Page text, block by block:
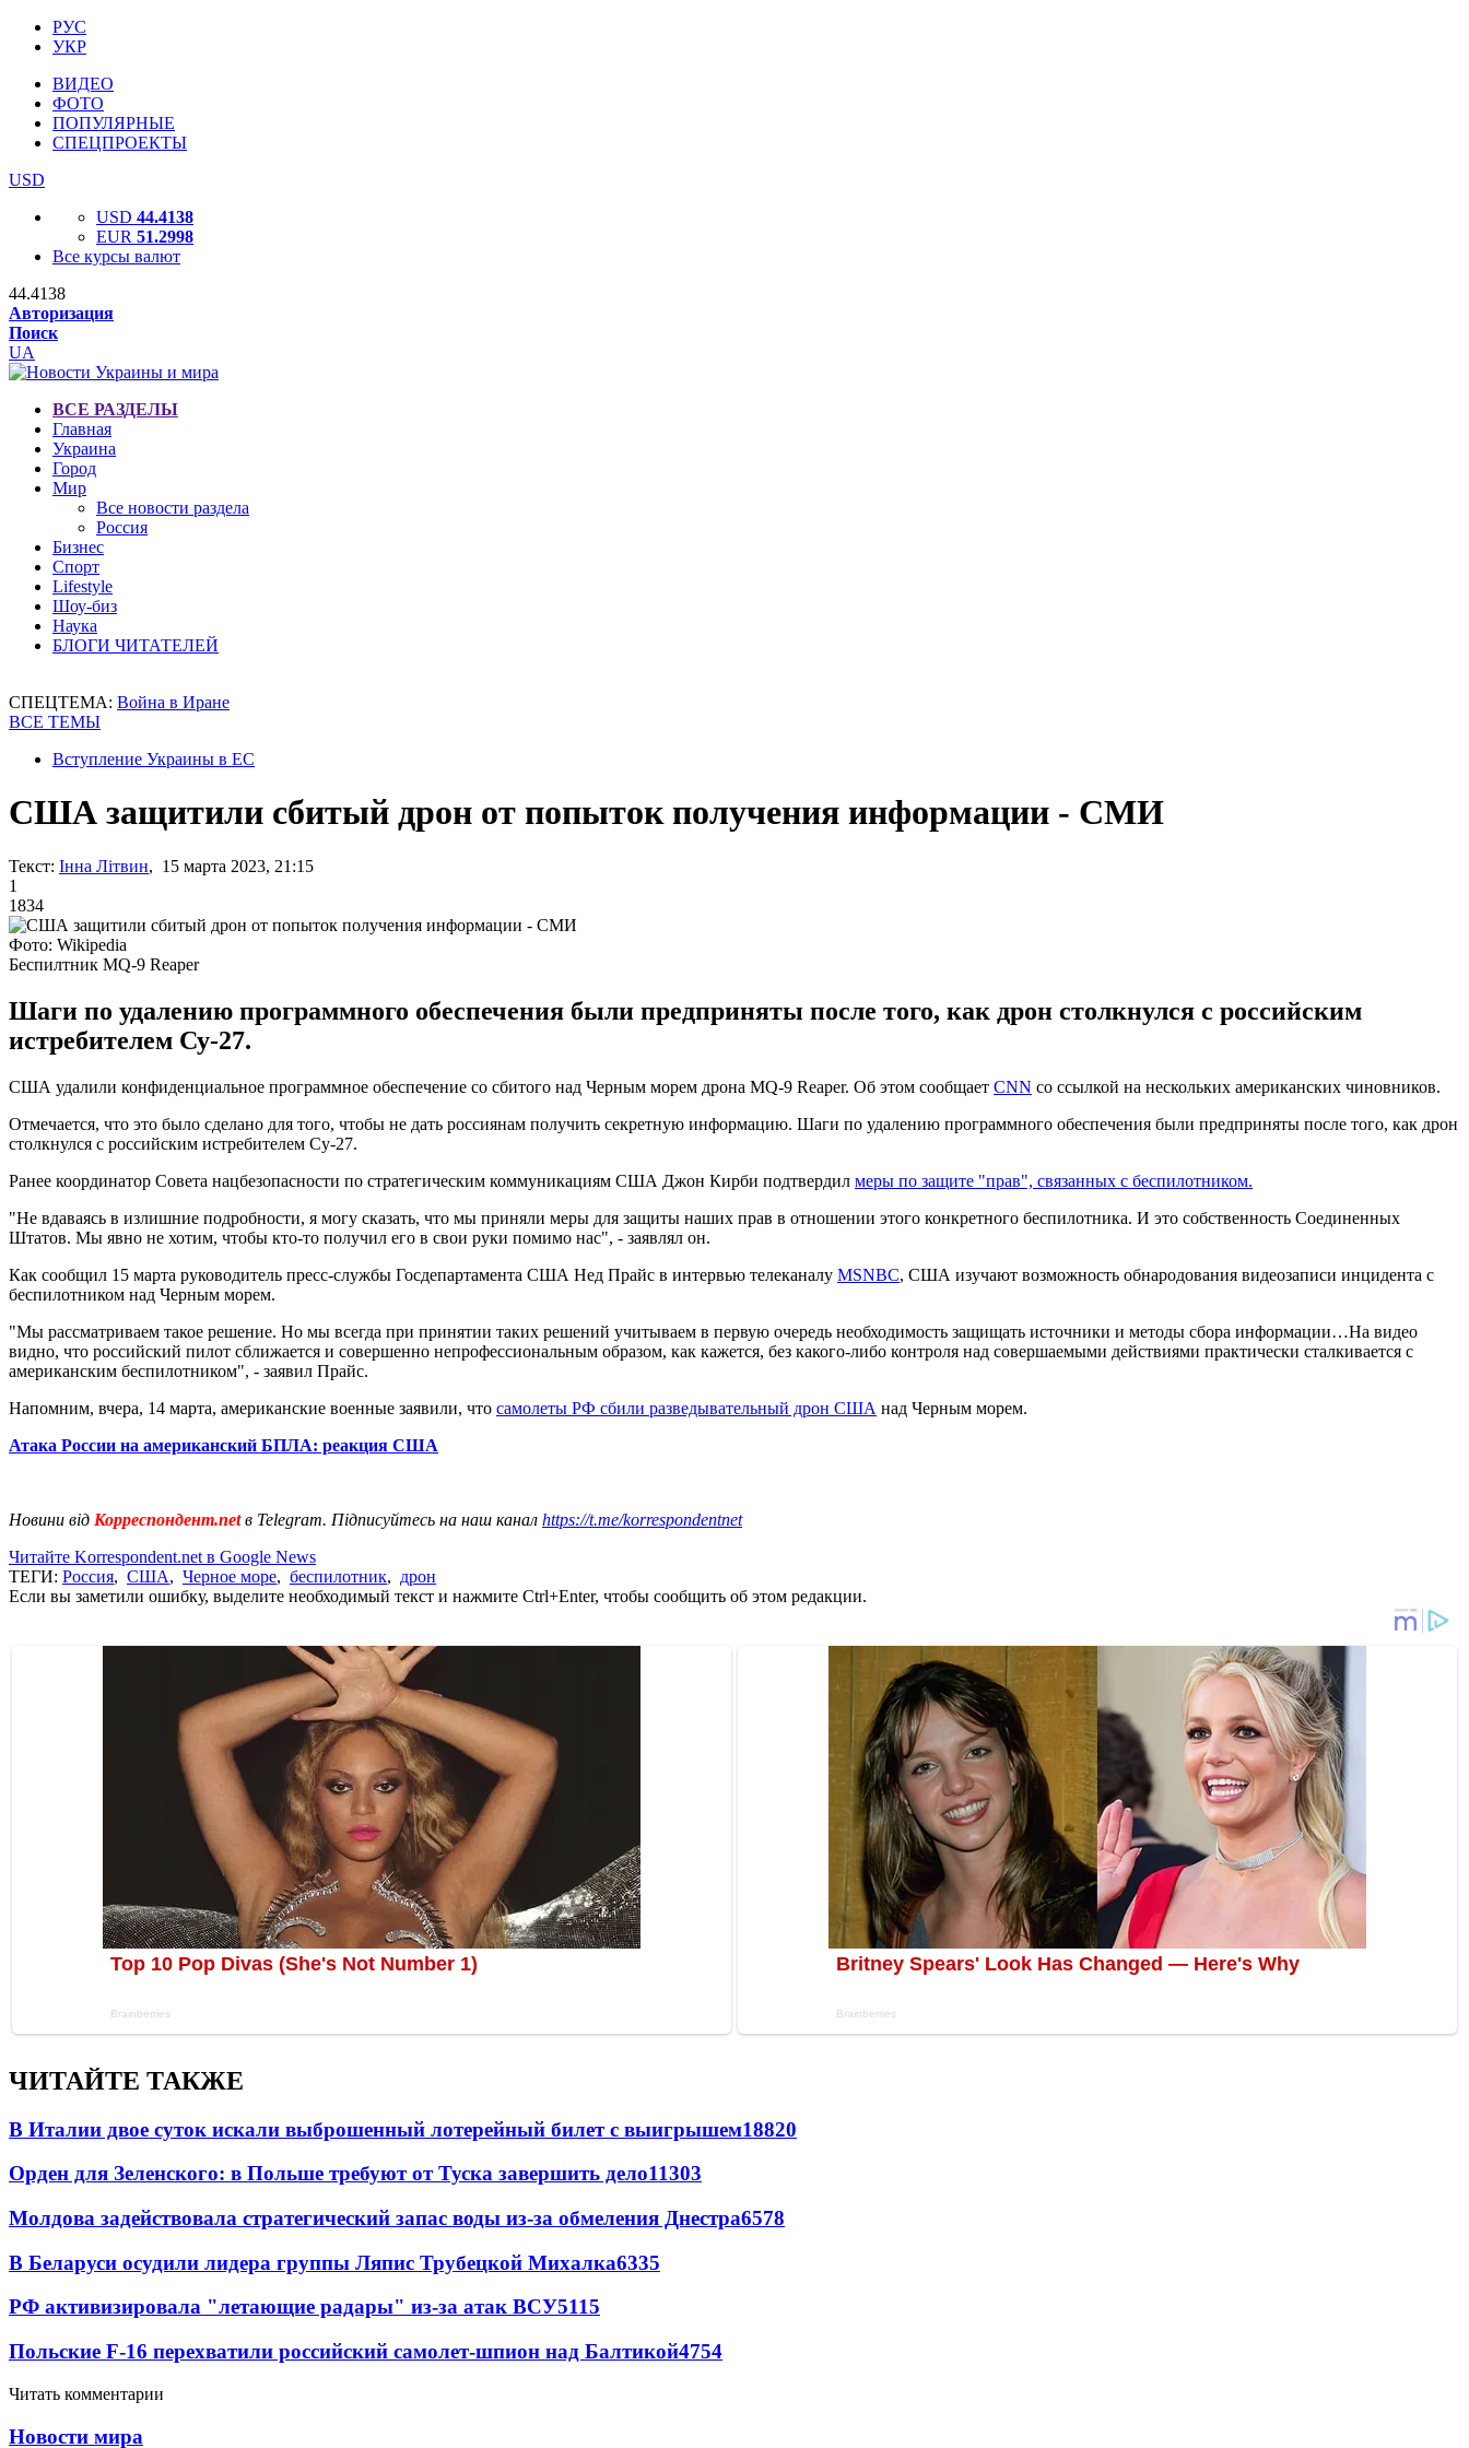
РУС
УКР
ВИДЕО
ФОТО
ПОПУЛЯРНЫЕ
СПЕЦПРОЕКТЫ
USD
USD 44.4138
EUR 51.2998
Все курсы валют
44.4138
Авторизация
Поиск
UA
ВСЕ РАЗДЕЛЫ
Главная
Украина
Город
Мир
Все новости раздела
Россия
Бизнес
Спорт
Lifestyle
Шоу-биз
Наука
БЛОГИ ЧИТАТЕЛЕЙ
СПЕЦТЕМА: Война в Иране
ВСЕ ТЕМЫ
Вступление Украины в ЕС
США защитили сбитый дрон от попыток получения информации - СМИ
Текст: Інна Літвин, 15 марта 2023, 21:15
1
1834
Фото: Wikipedia
Беспилтник MQ-9 Reaper
Шаги по удалению программного обеспечения были предприняты после того, как дрон столкнулся с российским
истребителем Су-27.
США удалили конфиденциальное программное обеспечение со сбитого над Черным морем дрона MQ-9 Reaper. Об этом сообщает CNN со ссылкой на нескольких американских чиновников.
Отмечается, что это было сделано для того, чтобы не дать россиянам получить секретную информацию. Шаги по удалению программного обеспечения были предприняты после того, как дрон
столкнулся с российским истребителем Су-27.
Ранее координатор Совета нацбезопасности по стратегическим коммуникациям США Джон Кирби подтвердил меры по защите "прав", связанных с беспилотником.
"Не вдаваясь в излишние подробности, я могу сказать, что мы приняли меры для защиты наших прав в отношении этого конкретного беспилотника. И это собственность Соединенных
Штатов. Мы явно не хотим, чтобы кто-то получил его в свои руки помимо нас", - заявлял он.
Как сообщил 15 марта руководитель пресс-службы Госдепартамента США Нед Прайс в интервью телеканалу MSNBC, США изучают возможность обнародования видеозаписи инцидента с
беспилотником над Черным морем.
"Мы рассматриваем такое решение. Но мы всегда при принятии таких решений учитываем в первую очередь необходимость защищать источники и методы сбора информации…На видео
видно, что российский пилот сближается и совершенно непрофессиональным образом, как кажется, без какого-либо контроля над совершаемыми действиями практически сталкивается с
американским беспилотником", - заявил Прайс.
Напомним, вчера, 14 марта, американские военные заявили, что самолеты РФ сбили разведывательный дрон США над Черным морем.
Атака России на американский БПЛА: реакция США
Новини від Корреспондент.netв Telegram. Підписуйтесь на наш канал https://t.me/korrespondentnet
Читайте Korrespondent.net в Google News
ТЕГИ: Россия, США, Черное море, беспилотник, дрон
Если вы заметили ошибку, выделите необходимый текст и нажмите Ctrl+Enter, чтобы сообщить об этом редакции.
ЧИТАЙТЕ ТАКЖЕ
В Италии двое суток искали выброшенный лотерейный билет с выигрышем18820
Орден для Зеленского: в Польше требуют от Туска завершить дело11303
Молдова задействовала стратегический запас воды из-за обмеления Днестра6578
В Беларуси осудили лидера группы Ляпис Трубецкой Михалка6335
РФ активизировала "летающие радары" из-за атак ВСУ5115
Польские F-16 перехватили российский самолет-шпион над Балтикой4754
Читать комментарии
Новости мира